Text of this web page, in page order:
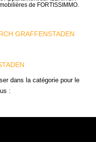
de FORTISSIMMO.
GRAFFENSTADEN
dans la catégorie pour le
: